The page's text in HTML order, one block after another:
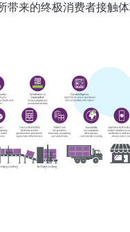
带来的终极消费者接触体